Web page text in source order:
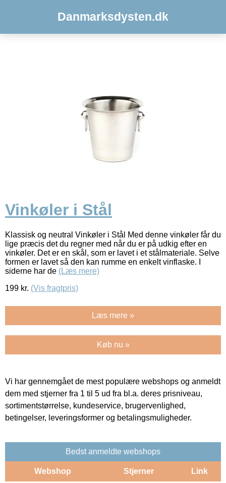
Danmarksdysten.dk
Vinkøler i Stål
Klassisk og neutral Vinkøler i Stål Med denne vinkøler får du
lige præcis det du regner med når du er på udkig efter en
vinkøler. Det er en skål, som er lavet i et stålmateriale. Selve
formen er lavet så den kan rumme en enkelt vinflaske. I
siderne har de (Læs mere)
199 kr. (Vis fragtpris)
Læs mere »
Køb nu »
Vi har gennemgået de mest populære webshops og anmeldt
dem med stjerner fra 1 til 5 ud fra bl.a. deres prisniveau,
sortimentstørrelse, kundeservice, brugervenlighed,
betingelser, leveringsformer og betalingsmuligheder.
Bedst anmeldte webshops
Webshop Stjerner Link